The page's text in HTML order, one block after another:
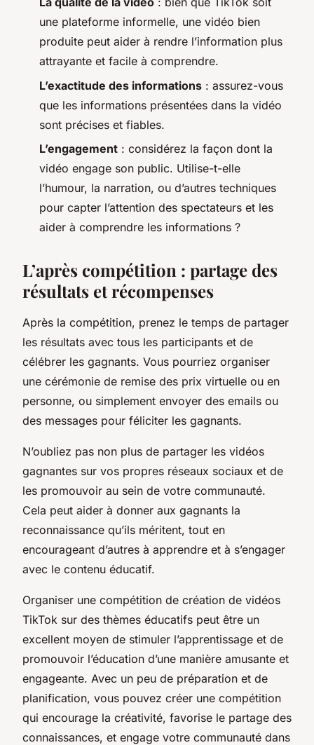
une plateforme informelle, une vidéo bien
produite peut aider à rendre l’information plus
attrayante et facile à comprendre.
L’exactitude des informations : assurez-vous
que les informations présentées dans la vidéo
sont précises et fiables.
L’engagement : considérez la façon dont la
vidéo engage son public. Utilise-t-elle
l’humour, la narration, ou d’autres techniques
pour capter l’attention des spectateurs et les
aider à comprendre les informations ?
L’après compétition : partage des
résultats et récompenses
Après la compétition, prenez le temps de partager
les résultats avec tous les participants et de
célébrer les gagnants. Vous pourriez organiser
une cérémonie de remise des prix virtuelle ou en
personne, ou simplement envoyer des emails ou
des messages pour féliciter les gagnants.
N’oubliez pas non plus de partager les vidéos
gagnantes sur vos propres réseaux sociaux et de
les promouvoir au sein de votre communauté.
Cela peut aider à donner aux gagnants la
reconnaissance qu’ils méritent, tout en
encourageant d’autres à apprendre et à s’engager
avec le contenu éducatif.
Organiser une compétition de création de vidéos
TikTok sur des thèmes éducatifs peut être un
excellent moyen de stimuler l’apprentissage et de
promouvoir l’éducation d’une manière amusante et
engageante. Avec un peu de préparation et de
planification, vous pouvez créer une compétition
qui encourage la créativité, favorise le partage des
connaissances, et engage votre communauté dans